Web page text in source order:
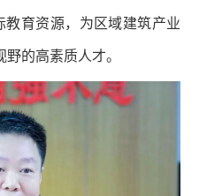
教育资源，为区域建筑产业
的高素质人才。